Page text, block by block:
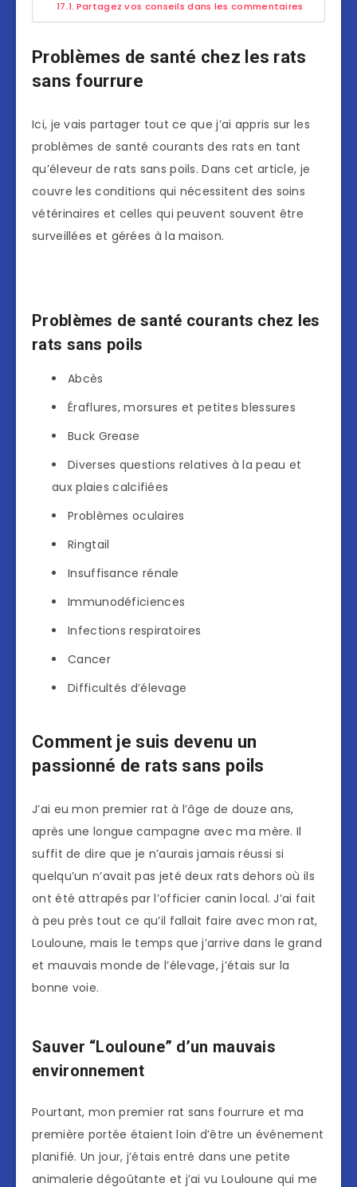
Partagez vos conseils dans les commentaires
Problèmes de santé chez les rats
sans fourrure
Ici, je vais partager tout ce que j’ai appris sur les
problèmes de santé courants des rats en tant
qu’éleveur de rats sans poils. Dans cet article, je
couvre les conditions qui nécessitent des soins
vétérinaires et celles qui peuvent souvent être
surveillées et gérées à la maison.
Problèmes de santé courants chez les
rats sans poils
Abcès
Éraflures, morsures et petites blessures
Buck Grease
Diverses questions relatives à la peau et
aux plaies calcifiées
Problèmes oculaires
Ringtail
Insuffisance rénale
Immunodéficiences
Infections respiratoires
Cancer
Difficultés d’élevage
Comment je suis devenu un
passionné de rats sans poils
J’ai eu mon premier rat à l’âge de douze ans,
après une longue campagne avec ma mère. Il
suffit de dire que je n’aurais jamais réussi si
quelqu’un n’avait pas jeté deux rats dehors où ils
ont été attrapés par l’officier canin local. J’ai fait
à peu près tout ce qu’il fallait faire avec mon rat,
Louloune, mais le temps que j’arrive dans le grand
et mauvais monde de l’élevage, j’étais sur la
bonne voie.
Sauver “Louloune” d’un mauvais
environnement
Pourtant, mon premier rat sans fourrure et ma
première portée étaient loin d’être un événement
planifié. Un jour, j’étais entré dans une petite
animalerie dégoûtante et j’ai vu Louloune qui me